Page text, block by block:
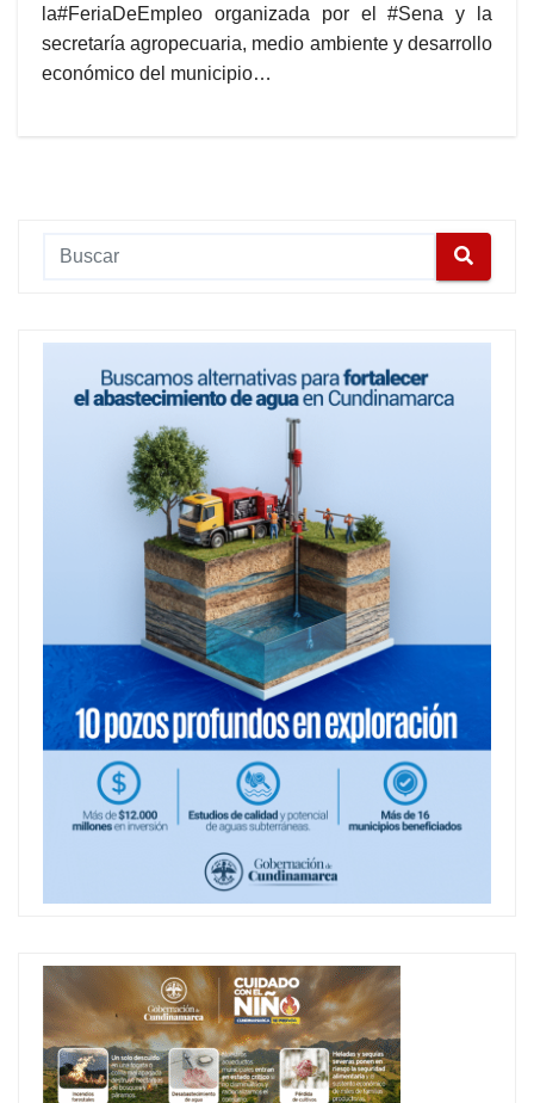
la#FeriaDeEmpleo organizada por el #Sena y la
secretaría agropecuaria, medio ambiente y desarrollo
económico del municipio…